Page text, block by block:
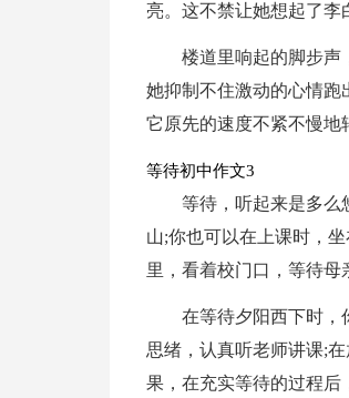
亮。这不禁让她想起了
楼道里响起的脚步声
她抑制不住激动的心情
它原先的速度不紧不慢
等待初中作文3
等待，听起来是多么
山;你也可以在上课时，
里，看着校门口，等待
在等待夕阳西下时，
思绪，认真听老师讲课;
果，在充实等待的过程后